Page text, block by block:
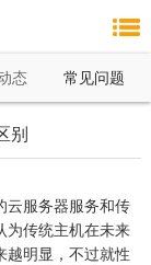
态 常见问题
别
云服务器服务和传
为传统主机在未来
越明显，不过就性